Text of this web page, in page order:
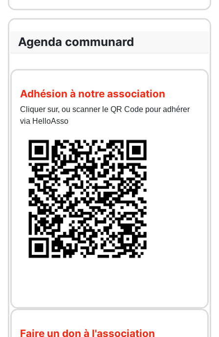
Agenda communard
Adhésion à notre association
Cliquer sur, ou scanner le QR Code pour adhérer
via HelloAsso
Faire un don à l'association